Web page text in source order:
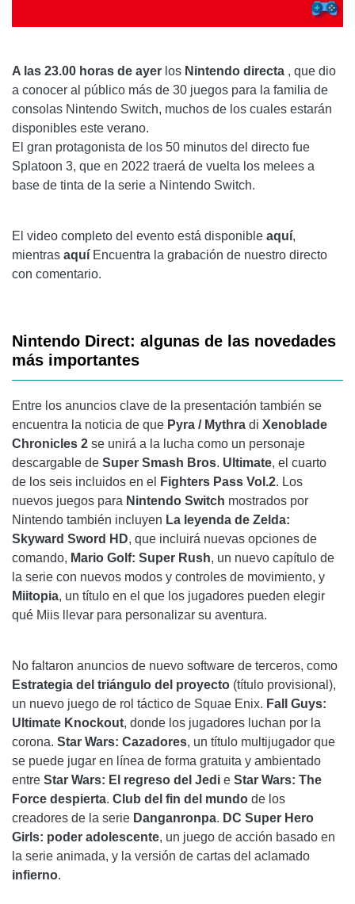
DC SUPER HERO GIRLS: PODER ADOLESCENTE
FAMICOM DETECTIVE CLUB: EL HEREDERO
DESAPARECIDO / FAMICOM DETECTIVE CLUB: LA CHICA
QUE SE QUEDA ATRÁS
PLANTAS VS. ZOMBIES: BATTLE FOR NEIGHBORVILLE
COMPLETE EDITION
LEYENDA DE MANA
OUTER WILDS
CLUB DEL FIN DEL MUNDO
HYRULE WARRIORS: LA ERA DE LA CALAMIDAD
RESURRECCIÓN DE GHOSTS 'N GOBLINS
ESTADIO DE ARCADE DE CAPCOM
NO MÁS HÉROES 3
BLANCO NEÓN
BRAVELY DEFAULT II
CUENTOS DE LAS TIERRAS FRONTERIZAS
INFIERNO
NINJA GAIDEN: COLECCIÓN MAESTRA
SAGA FRONTIER REMASTERED
A las 23.00 horas de ayer los Nintendo directa , que dio
a conocer al público más de 30 juegos para la familia de
consolas Nintendo Switch, muchos de los cuales estarán
disponibles este verano.
El gran protagonista de los 50 minutos del directo fue
Splatoon 3, que en 2022 traerá de vuelta los melees a
base de tinta de la serie a Nintendo Switch.
El video completo del evento está disponible aquí,
mientras aquí Encuentra la grabación de nuestro directo
con comentario.
Nintendo Direct: algunas de las novedades
más importantes
Entre los anuncios clave de la presentación también se
encuentra la noticia de que Pyra / Mythra di Xenoblade
Chronicles 2 se unirá a la lucha como un personaje
descargable de Super Smash Bros. Ultimate, el cuarto
de los seis incluidos en el
Fighters Pass Vol.2. Los
nuevos juegos para Nintendo Switch mostrados por
Nintendo también incluyen La leyenda de Zelda:
Skyward Sword HD, que incluirá nuevas opciones de
comando, Mario Golf: Super Rush, un nuevo capítulo de
la serie con nuevos modos y controles de movimiento, y
Miitopia, un título en el que los jugadores pueden elegir
qué Miis llevar para personalizar su aventura.
No faltaron anuncios de nuevo software de terceros, como
Estrategia del triángulo del proyecto (título provisional),
un nuevo juego de rol táctico de Squae Enix. Fall Guys:
Ultimate Knockout, donde los jugadores luchan por la
corona. Star Wars: Cazadores, un título multijugador que
se puede jugar en línea de forma gratuita y ambientado
entre Star Wars: El regreso del Jedi e Star Wars: The
Force despierta. Club del fin del mundo de los
creadores de la serie Danganronpa. DC Super Hero
Girls: poder adolescente, un juego de acción basado en
la serie animada, y la versión de cartas del aclamado
infierno.